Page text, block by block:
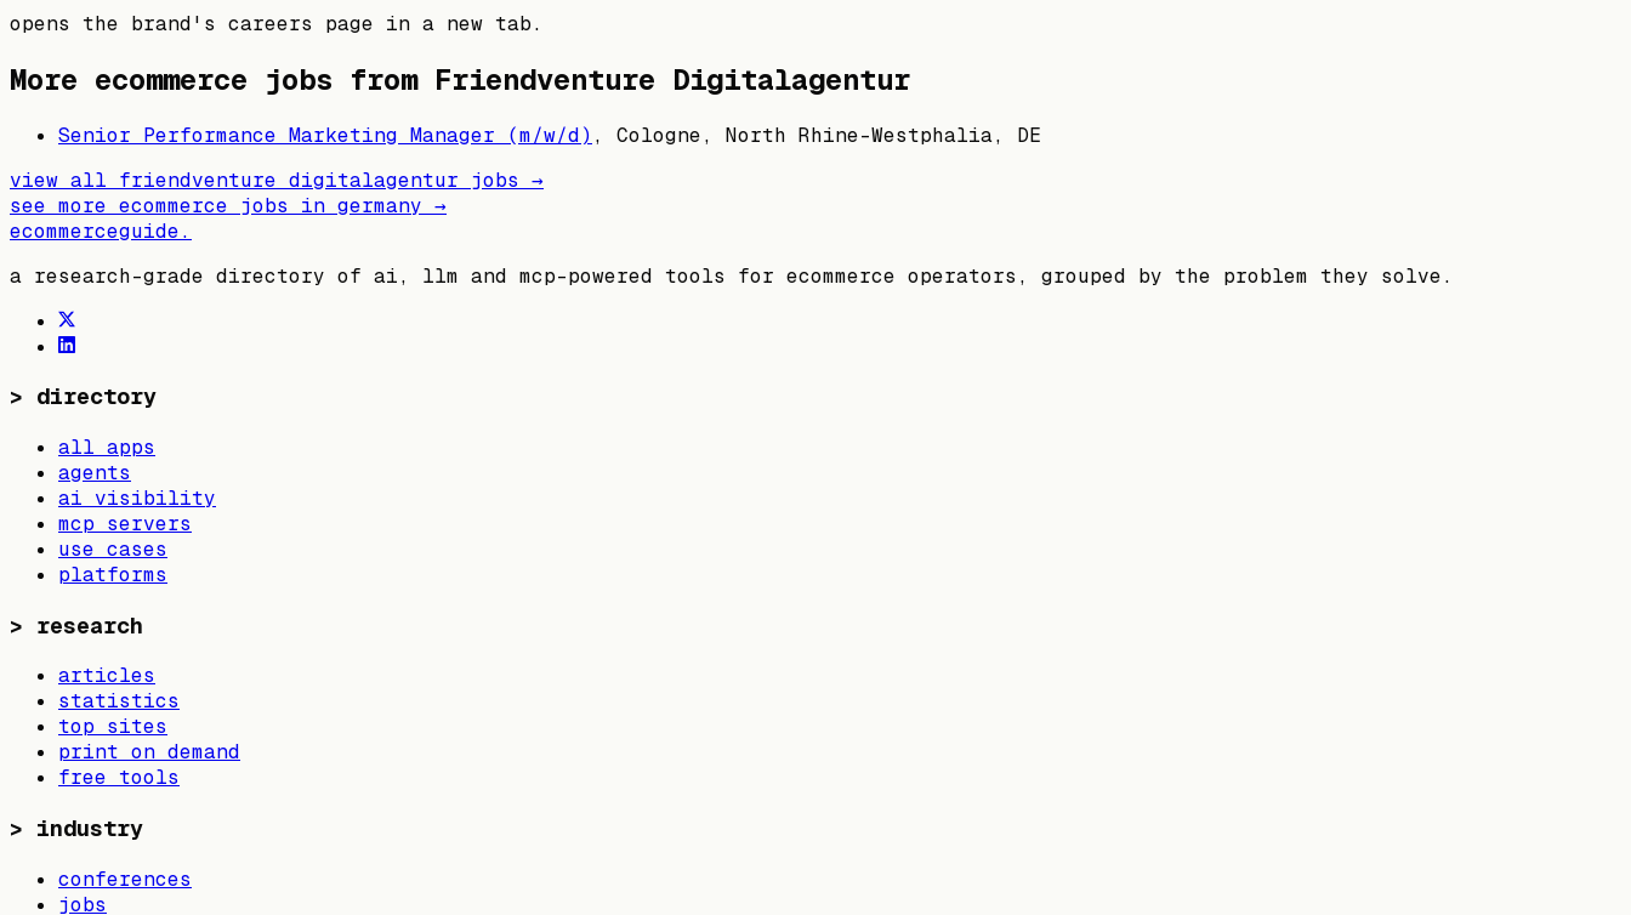
opens the brand's careers page in a new tab.
More ecommerce jobs from Friendventure Digitalagentur
Senior Performance Marketing Manager (m/w/d) , Cologne, North Rhine-Westphalia, DE
view all friendventure digitalagentur jobs →
see more ecommerce jobs in germany →
ecommerceguide.
a research-grade directory of ai, llm and mcp-powered tools for ecommerce operators, grouped by the problem they solve.
> directory
all apps
agents
ai visibility
mcp servers
use cases
platforms
> research
articles
statistics
top sites
print on demand
free tools
> industry
conferences
jobs